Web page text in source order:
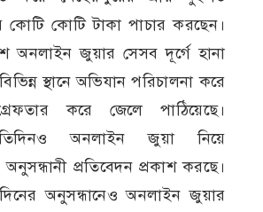
কোটি কোটি টাকা পাচার করছেন।
অনলাইন জুয়ার সেসব দূর্গে হানা
স্থানে অভিযান পরিচালনা করে
করে জেলে পাঠিয়েছে।
অনলাইন জুয়া নিয়ে
অনুসন্ধানী প্রতিবেদন প্রকাশ করছে।
অনুসন্ধানেও অনলাইন জুয়ার